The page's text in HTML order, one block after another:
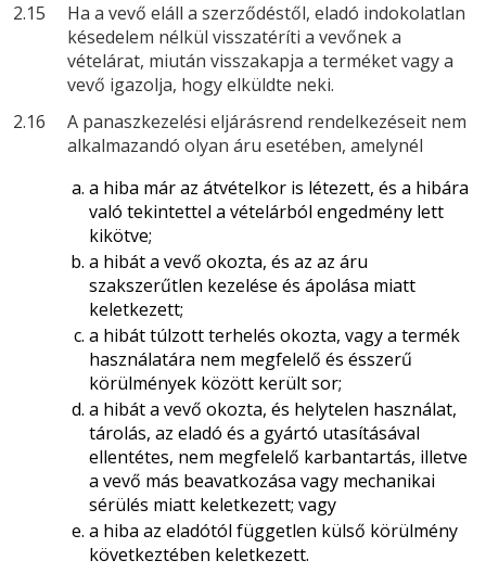
2.15
Ha a vevő eláll a szerződéstől, eladó indokolatlan
késedelem nélkül visszatéríti a vevőnek a
vételárat, miután visszakapja a terméket vagy a
vevő igazolja, hogy elküldte neki.
2.16
A panaszkezelési eljárásrend rendelkezéseit nem
alkalmazandó olyan áru esetében, amelynél
a hiba már az átvételkor is létezett, és a hibára
való tekintettel a vételárból engedmény lett
kikötve;
a hibát a vevő okozta, és az az áru
szakszerűtlen kezelése és ápolása miatt
keletkezett;
a hibát túlzott terhelés okozta, vagy a termék
használatára nem megfelelő és ésszerű
körülmények között került sor;
a hibát a vevő okozta, és helytelen használat,
tárolás, az eladó és a gyártó utasításával
ellentétes, nem megfelelő karbantartás, illetve
a vevő más beavatkozása vagy mechanikai
sérülés miatt keletkezett; vagy
a hiba az eladótól független külső körülmény
következtében keletkezett.